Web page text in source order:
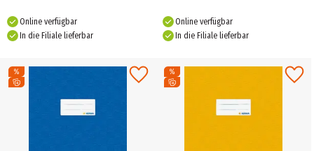
Online verfügbar
In die Filiale lieferbar
Online verfügbar
In die Filiale lieferbar